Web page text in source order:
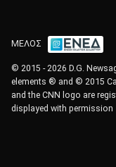
ΜΕΛΟΣ
© 2015 - 2026 D.G.
elements ® and © 2015
and the CNN logo are
displayed with permission